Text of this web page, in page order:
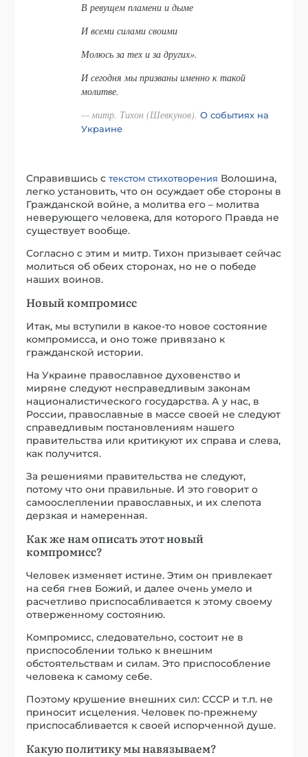
В ревущем пламени и дыме
И всеми силами своими
Молюсь за тех и за других».
И сегодня мы призваны именно к такой
молитве.
митр. Тихон (Шевкунов).О событиях на
Украине
Справившись стекстом стихотворения Волошина,
легко установить, что он осуждает обе стороны в
Гражданской войне, а молитва его – молитва
неверующего человека, для которого Правда не
существует вообще.
Согласно с этим и митр. Тихон призывает сейчас
молиться об обеих сторонах, но не о победе
наших воинов.
Новый компромисс
Итак, мы вступили в какое-то новое состояние
компромисса, и оно тоже привязано к
гражданской истории.
На Украине православное духовенство и
миряне следуют несправедливым законам
националистического государства. А у нас, в
России, православные в массе своей не следуют
справедливым постановлениям нашего
правительства или критикуют их справа и слева,
как получится.
За решениями правительства не следуют,
потому что они правильные. И это говорит о
самоослеплении православных, и их слепота
дерзкая и намеренная.
Как же нам описать этот новый
компромисс?
Человек изменяет истине. Этим он привлекает
на себя гнев Божий, и далее очень умело и
расчетливо приспосабливается к этому своему
отверженному состоянию.
Компромисс, следовательно, состоит не в
приспособлении только к внешним
обстоятельствам и силам. Это приспособление
человека к самому себе.
Поэтому крушение внешних сил: СССР и т.п. не
приносит исцеления. Человек по-прежнему
приспосабливается к своей испорченной душе.
Какую политику мы навязываем?